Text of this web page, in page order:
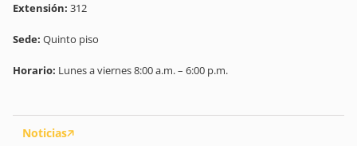
Noticias
Extensión: 312
Sede: Quinto piso
Horario: Lunes a viernes 8:00 a.m. – 6:00 p.m.